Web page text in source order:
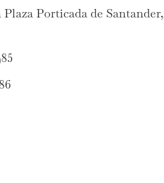
Porticada de Santander,